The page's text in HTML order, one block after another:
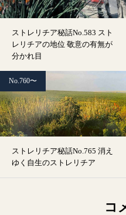
ストレリチア秘話No.583 スト
レリチアの地位 敬意の有無が
分かれ目
No.760〜
ストレリチア秘話No.765 消え
ゆく自生のストレリチア
コ